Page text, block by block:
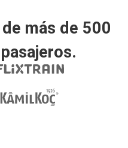
más de 500